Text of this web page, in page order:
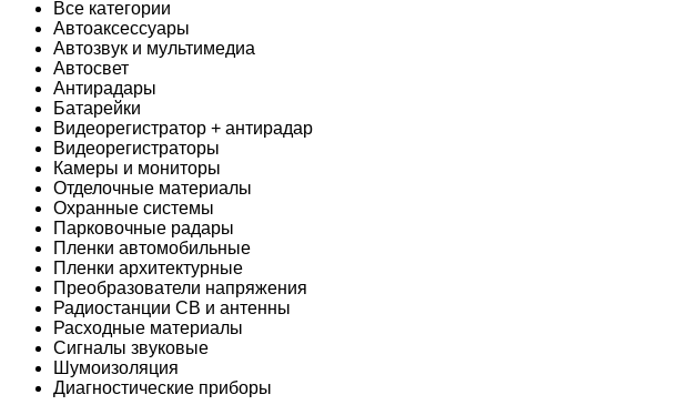
Все категории
Автоаксессуары
Автозвук и мультимедиа
Автосвет
Антирадары
Батарейки
Видеорегистратор + антирадар
Видеорегистраторы
Камеры и мониторы
Отделочные материалы
Охранные системы
Парковочные радары
Пленки автомобильные
Пленки архитектурные
Преобразователи напряжения
Радиостанции CB и антенны
Расходные материалы
Сигналы звуковые
Шумоизоляция
Диагностические приборы